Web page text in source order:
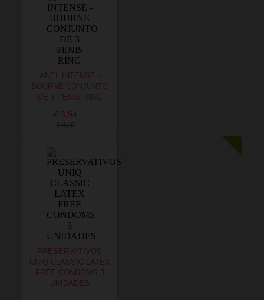
ANEL INTENSE -
BOURNE CONJUNTO
DE 3 PENIS RING
€ 3,94
€ 4,96
PRESERVATIVOS
UNIQ CLASSIC LATEX
FREE CONDOMS 3
UNIDADES